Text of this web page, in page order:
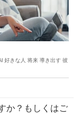
好きな人 将来 導き出す 彼
か？もしくはご